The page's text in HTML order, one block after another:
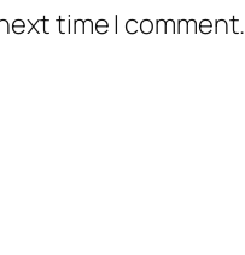
time I comment.